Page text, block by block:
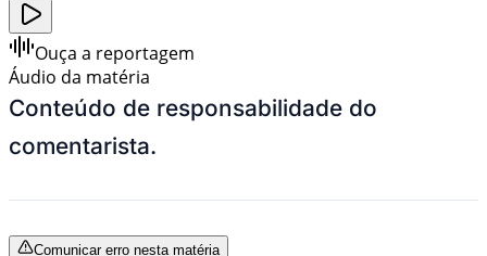
Ouça a reportagem
Áudio da matéria
Conteúdo de responsabilidade do
comentarista.
Comunicar erro nesta matéria